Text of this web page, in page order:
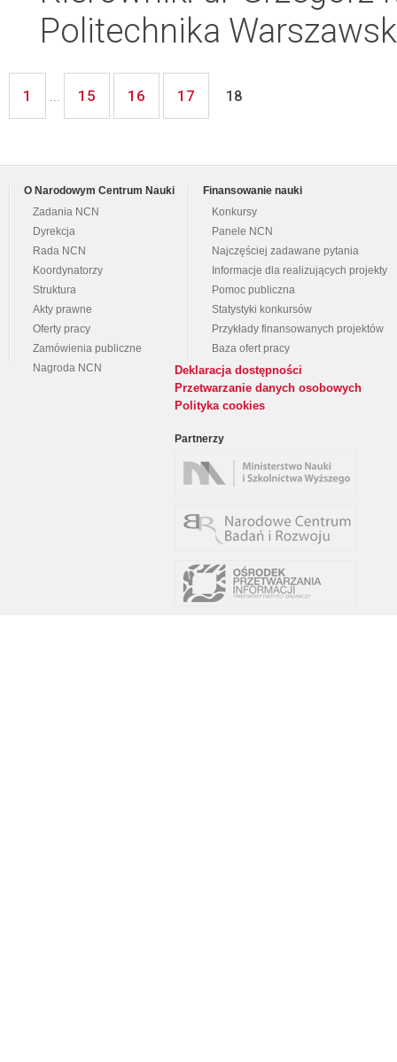
Politechnika
1 ... 15 16 17 18
O Narodowym Centrum Nauki
Zadania NCN
Dyrekcja
Rada NCN
Koordynatorzy
Struktura
Akty prawne
Oferty pracy
Zamówienia publiczne
Nagroda NCN
Finansowanie nauki
Konkursy
Panele NCN
Najczęściej zadawane pytania
Informacje dla realizujących projekty
Pomoc publiczna
Statystyki konkursów
Przykłady finansowanych projektów
Baza ofert pracy
Deklaracja dostępności
Przetwarzanie danych osobowych
Polityka cookies
Partnerzy